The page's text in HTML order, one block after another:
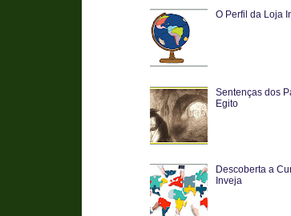
O Perfil da Loja
Sentenças dos
Egito
Descoberta a
Inveja